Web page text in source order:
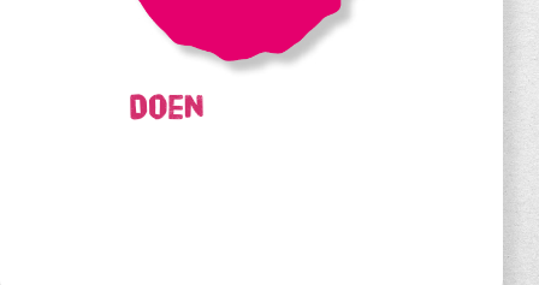
Doen